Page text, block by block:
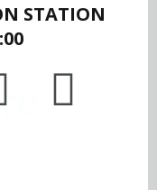
STATION